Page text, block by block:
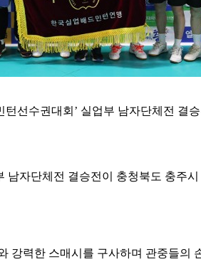
턴선수권대회 ’ 실업부 남자단체전 결
남자단체전 결승전이 충청북도 충주
강력한 스매시를 구사하며 관중들의